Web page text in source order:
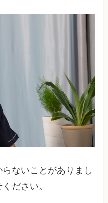
ないことがありまし
ださい。